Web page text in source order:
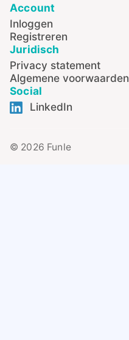
Account
Inloggen
Registreren
Juridisch
Privacy statement
Algemene voorwaarden
Social
LinkedIn
© 2026 Funle